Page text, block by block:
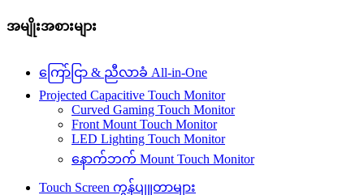
အမျိုးအစားများ
ကြော်ငြာ & ညီလာခံ All-in-One
Projected Capacitive Touch Monitor
Curved Gaming Touch Monitor
Front Mount Touch Monitor
LED Lighting Touch Monitor
နောက်ဘက် Mount Touch Monitor
Touch Screen ကွန်ပျူတာများ